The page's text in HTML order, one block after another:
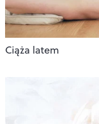
Ciąża latem